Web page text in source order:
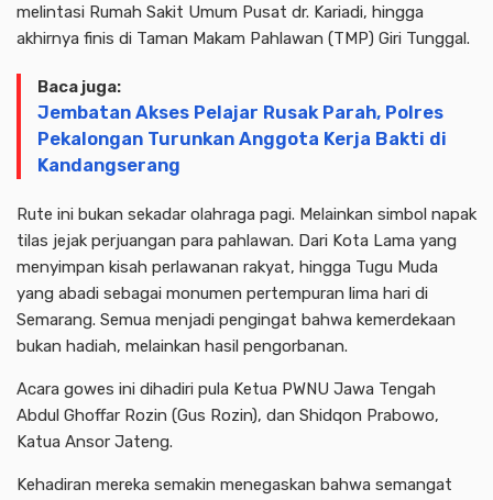
melintasi Rumah Sakit Umum Pusat dr. Kariadi, hingga
akhirnya finis di Taman Makam Pahlawan (TMP) Giri Tunggal.
Baca juga:
Jembatan Akses Pelajar Rusak Parah, Polres
Pekalongan Turunkan Anggota Kerja Bakti di
Kandangserang
Rute ini bukan sekadar olahraga pagi. Melainkan simbol napak
tilas jejak perjuangan para pahlawan. Dari Kota Lama yang
menyimpan kisah perlawanan rakyat, hingga Tugu Muda
yang abadi sebagai monumen pertempuran lima hari di
Semarang. Semua menjadi pengingat bahwa kemerdekaan
bukan hadiah, melainkan hasil pengorbanan.
Acara gowes ini dihadiri pula Ketua PWNU Jawa Tengah
Abdul Ghoffar Rozin (Gus Rozin), dan Shidqon Prabowo,
Katua Ansor Jateng.
Kehadiran mereka semakin menegaskan bahwa semangat